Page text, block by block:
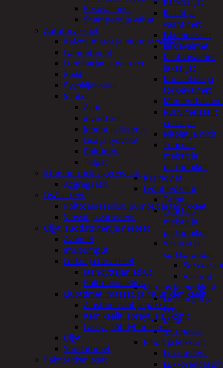
Räikät ja
vääntimet
Iskumeisselit
Jakoavaimet
Kiintoavaimet
ja -sarjat
Kuusiokolo ja
torx-avaimet
Ruuvimeisselit
ja -sarjat
Nitojat ja niitit
Tuurnat,
meistit ja
piirtopuikot
Käsihöylät
Lyöntityökalut
Taltat
Tuurnat,
meistit ja
piirtopuikot
Vasarat ja
sorkkaraudat
Vasarat
Mittaus ja merkintä
Linjalangat ja
kynät
Mitat
Vatupassit
Pihdit ja leikkurit
Lukkopihdit
Pesuvälineet
Shampoot ja vahat
Autotarvikkeet
Kalvot, matot ja muut tarvikkeet
Lämmittimet
Lumiharjat ja peitteet
Peilit
Pyyhkijänsulat
Sähkö
Akut
invertterit
Johdot ja liittimet
Lisä ja työvalot
Polttimot
Tulpat
Irtomoottorit, aggregaatit
Aggregaatit
Lisälaitteet
Polttoainesäiliöt, pumput ja tarvikkeet
Vinssit ja varusteet
Öljyt, suodattimet ja nesteet
Avaimet
Imupumput
Letkut ja tarvikkeet
Jäähdyttäjänletkut
Polttoaineletkut
Liuottimet, massat, ja muut kemikaalit
Alustamassat ja pakkelit
Kemikaalit, sprayt ja silikonit
Lasi ja jäähdytinnesteet
Öljyt
Suodattimet
Pakoputken osat